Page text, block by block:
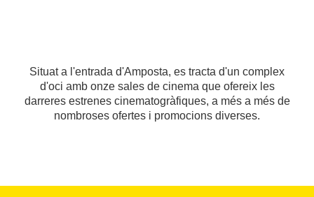
Situat a l'entrada d'Amposta, es tracta d'un complex
d'oci amb onze sales de cinema que ofereix les
darreres estrenes cinematogràfiques, a més a més de
nombroses ofertes i promocions diverses.